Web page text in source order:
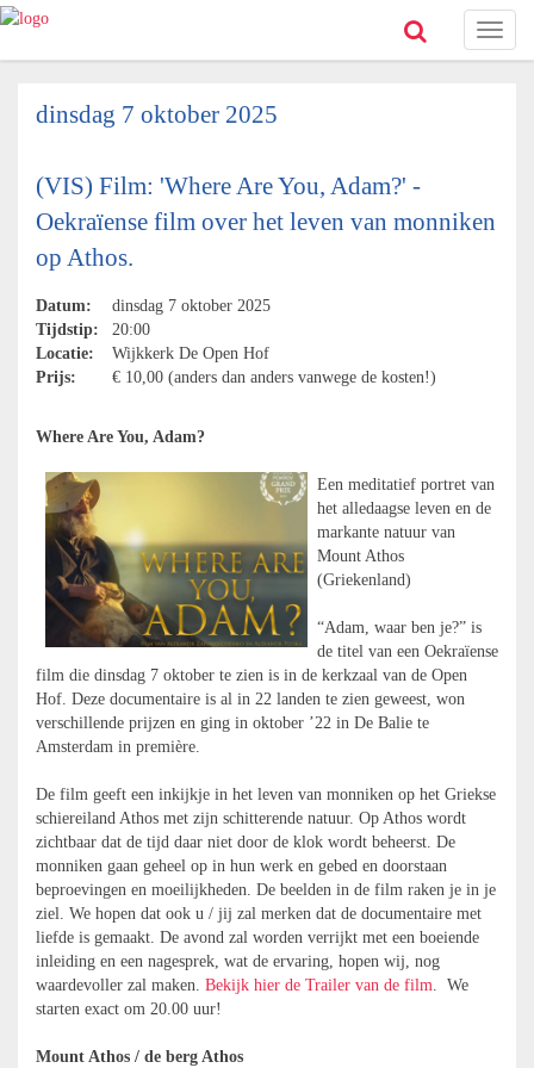
Toggle
dinsdag 7 oktober 2025
(VIS) Film: 'Where Are You, Adam?' -
Oekraïense film over het leven van monniken
op Athos.
Datum:
dinsdag 7 oktober 2025
Tijdstip:
20:00
Locatie:
Wijkkerk De Open Hof
Prijs:
€ 10,00 (anders dan anders vanwege de kosten!)
Where Are You, Adam?
Een meditatief portret van
het alledaagse leven en de
markante natuur van
Mount Athos
(Griekenland)
“Adam, waar ben je?” is
de titel van een Oekraïense
film die dinsdag 7 oktober te zien is in de kerkzaal van de Open
Hof. Deze documentaire is al in 22 landen te zien geweest, won
verschillende prijzen en ging in oktober ’22 in De Balie te
Amsterdam in première.
De film geeft een inkijkje in het leven van monniken op het Griekse
schiereiland Athos met zijn schitterende natuur. Op Athos wordt
zichtbaar dat de tijd daar niet door de klok wordt beheerst. De
monniken gaan geheel op in hun werk en gebed en doorstaan
beproevingen en moeilijkheden. De beelden in de film raken je in je
ziel. We hopen dat ook u / jij zal merken dat de documentaire met
liefde is gemaakt. De avond zal worden verrijkt met een boeiende
inleiding en een nagesprek, wat de ervaring, hopen wij, nog
waardevoller zal maken. Bekijk hier de Trailer van de film . We
starten exact om 20.00 uur!
Mount Athos / de berg Athos